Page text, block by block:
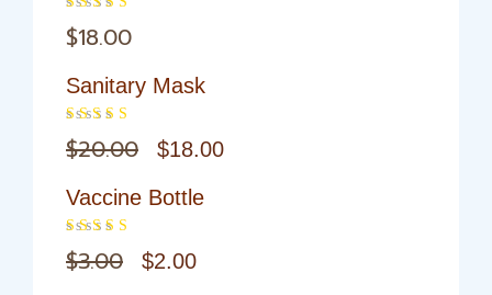
Rated4.00
$18.00
Sanitary Mask
Rated4.00
$20.00 Original
was:
$18.00Current
Vaccine Bottle
Rated 4.00
$3.00 Original
$2.00Current